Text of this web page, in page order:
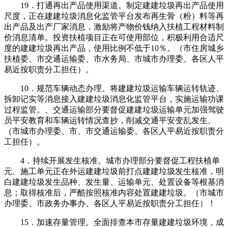
19．打通再出产品使用渠道。制定建建垃圾再出产品使用
尺度，正在建建垃圾消息化监管平台发布再生骨（粉）料等再
出产品及出产厂家消息，激励将产物价钱纳入扶植工程材料制
价消息清单。投资扶植项目正在可使用部位，积极利用合适尺
度的建建垃圾再出产品，使用比例不低于10％。（市住房城乡
扶植委、市交通运输委、市水务局、市城市办理委、各区人平
易近按职责分工担任）。
10．规范车辆动态办理。将建建垃圾运输车辆运转轨迹、
拆卸记实等消息接入建建垃圾消息化监管平台，实施运输功课
过程监管。、交通运输部分要督促建建垃圾运输单元加强驾驶
员平安教育和车辆运转情况查抄，削减交通平安变乱发生。
（市城市办理委、市、市交通运输委、各区人平易近按职责分
工担任）。
4．持续开展发生核准。城市办理部分要督促工程扶植单
元、施工单元正在外运建建垃圾前打点建建垃圾发生核准，明
白建建垃圾发生品种、发生量、运输单元、处置设备等根基消
息；取得核准后，严酷按照核准内容处置建建垃圾。（市城市
办理委、市政务办事办、各区人平易近按职责分工担任）！
15．加速存量管理。全面排查本市存量建建垃圾环境，成